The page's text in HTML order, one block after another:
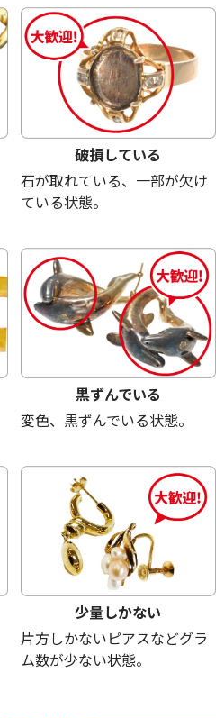
18金 (K18) メガネ
22.7g
参考買取価格
510,100円
24金 (K24) ネック
13.5g
破損している
石が取れている、一部が欠け
ている状態。
黒ずんでいる
変色、黒ずんでいる状態。
少量しかない
片方しかないピアスなどグラ
ム数が少ない状態。